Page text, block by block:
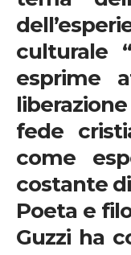
culturale
esprime
fede
come
costante
Poeta e
Guzzi ha